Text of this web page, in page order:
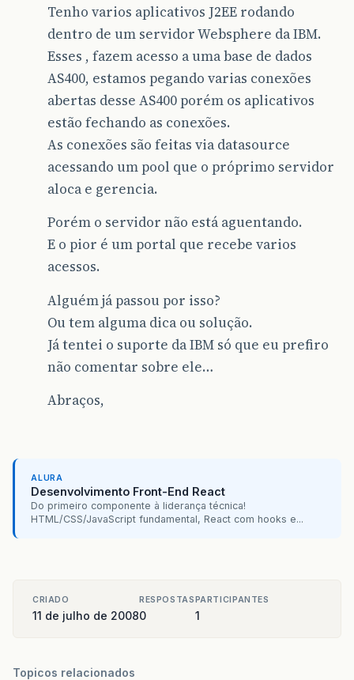
Tenho varios aplicativos J2EE rodando
dentro de um servidor Websphere da IBM.
Esses , fazem acesso a uma base de dados
AS400, estamos pegando varias conexões
abertas desse AS400 porém os aplicativos
estão fechando as conexões.
As conexões são feitas via datasource
acessando um pool que o próprimo servidor
aloca e gerencia.
Porém o servidor não está aguentando.
E o pior é um portal que recebe varios
acessos.
Alguém já passou por isso?
Ou tem alguma dica ou solução.
Já tentei o suporte da IBM só que eu prefiro
não comentar sobre ele…
Abraços,
ALURA
Desenvolvimento Front-End React
Do primeiro componente à liderança técnica!
HTML/CSS/JavaScript fundamental, React com hooks e...
CRIADO
11 de julho de 2008
RESPOSTAS
0
PARTICIPANTES
1
Topicos relacionados